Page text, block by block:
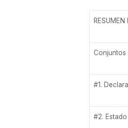
RESUMEN
Conjuntos
#1.
#2.